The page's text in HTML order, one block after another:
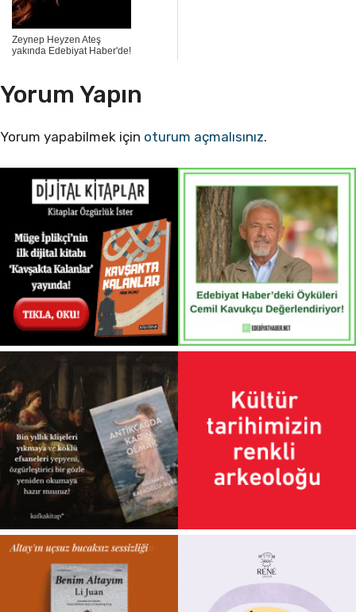
Zeynep Heyzen Ateş
yakında Edebiyat Haber'de!
Yorum Yapın
Yorum yapabilmek için oturum açmalısınız.